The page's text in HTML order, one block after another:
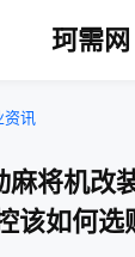
珂需网
资讯
将机改
该如何选